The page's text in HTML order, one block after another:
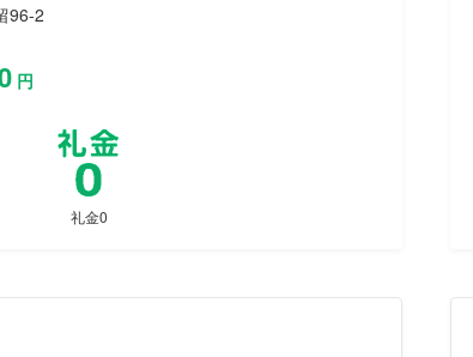
96-2
円
礼金0